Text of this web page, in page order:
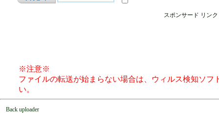
スポンサード リンク
※注意※
ファイルの転送が始まらない場合は、ウィルス検知ソ
い。
Back uploader